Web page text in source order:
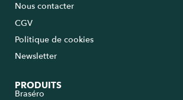
Nous contacter
CGV
Politique de cookies
Newsletter
PRODUITS
Braséro